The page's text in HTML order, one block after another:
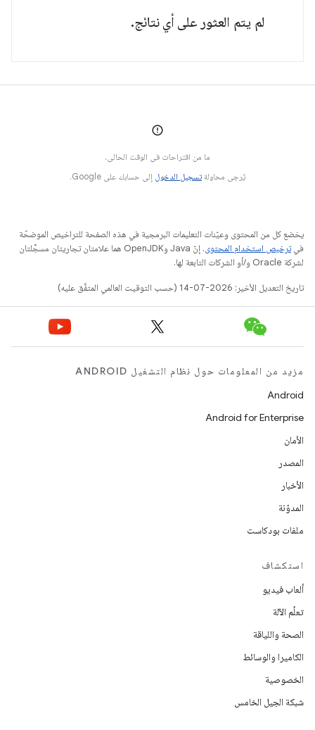
لم يتم العثور على أي نتائج.
ما من اقتراحات في الوقت الحالي.
يُرجى محاولة تسجيل الدخول إلى حسابك على Google.
يخضع كل من المحتوى وعيّنات التعليمات البرمجية في هذه الصفحة للتراخيص الموضحّة
فيترخيص استخدام المحتوى
. إنّ Java وOpenJDK هما علامتان تجاريتان مسجَّلتان
لشركة Oracle و/أو الشركات التابعة لها.
تاريخ التعديل الأخير: 2026-07-14 (حسب التوقيت العالمي المتفَّق عليه)
مزيد من المعلومات حول نظام التشغيل ANDROID
Android
Android for Enterprise
الأمان
المصدر
الأخبار
المدوّنة
ملفات بودكاست
استكشاف
ألعاب فيديو
تعلُم الآلة
الصحة واللياقة
الكاميرا والوسائط
الخصوصية
شبكة الجيل الخامس